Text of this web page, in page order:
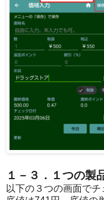
１－３．１つの製
以下の３つの画面でチ